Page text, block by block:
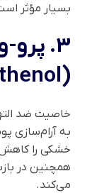
بسیار مؤثر
خاصیت ضد
به آرام‌سازی
خشکی را
همچنین در
می‌کند.